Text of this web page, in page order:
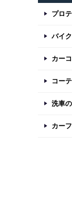
プロ
バイ
カー
コー
洗車
カー